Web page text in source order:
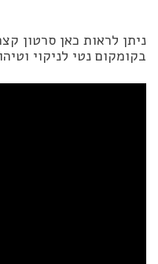
ניתן לראות כאן סרטון
בקומקום נטי לניקוי